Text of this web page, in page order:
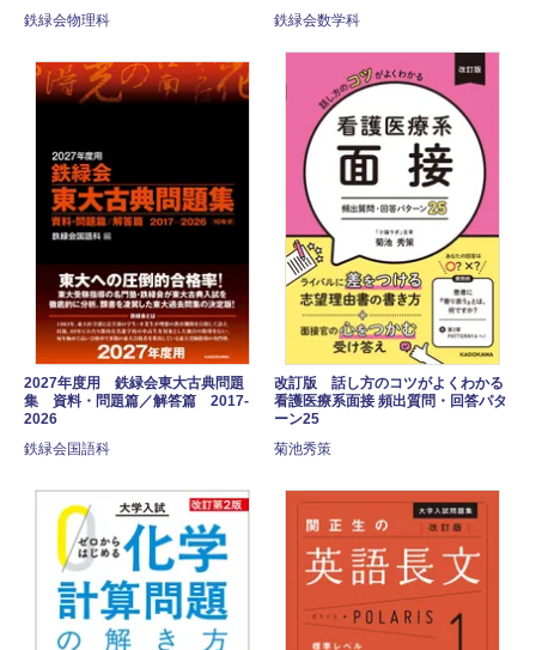
鉄緑会物理科
鉄緑会数学科
2027年度用 鉄緑会東大古典問題
集 資料・問題篇／解答篇 2017-
2026
鉄緑会国語科
改訂版 話し方のコツがよくわかる
看護医療系面接 頻出質問・回答パタ
ーン25
菊池秀策